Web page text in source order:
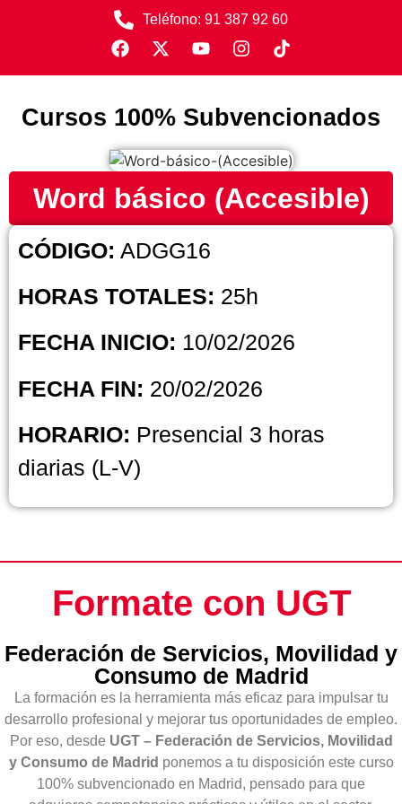
Teléfono: 91 387 92 60
Cursos 100% Subvencionados
Word básico (Accesible)
CÓDIGO: ADGG16
HORAS TOTALES: 25h
FECHA INICIO: 10/02/2026
FECHA FIN: 20/02/2026
HORARIO: Presencial 3 horas
diarias (L-V)
Formate con UGT
Federación de Servicios, Movilidad y
Consumo de Madrid
La formación es la herramienta más eficaz para impulsar tu
desarrollo profesional y mejorar tus oportunidades de empleo.
Por eso, desde UGT – Federación de Servicios, Movilidad
y Consumo de Madrid ponemos a tu disposición este curso
100% subvencionado en Madrid, pensado para que